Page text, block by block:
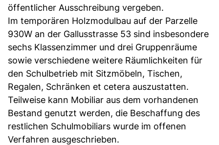
öffentlicher Ausschreibung vergeben.
Im temporären Holzmodulbau auf der Parzelle
930W an der Gallusstrasse 53 sind insbesondere
sechs Klassenzimmer und drei Gruppenräume
sowie verschiedene weitere Räumlichkeiten für
den Schulbetrieb mit Sitzmöbeln, Tischen,
Regalen, Schränken et cetera auszustatten.
Teilweise kann Mobiliar aus dem vorhandenen
Bestand genutzt werden, die Beschaffung des
restlichen Schulmobiliars wurde im offenen
Verfahren ausgeschrieben.